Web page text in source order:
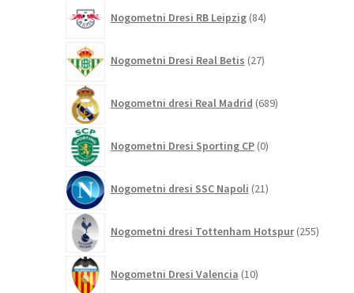
Nogometni Dresi RB Leipzig 84izdelkov
Nogometni Dresi Real Betis 27izdelkov
Nogometni dresi Real Madrid 689izdelkov
Nogometni Dresi Sporting CP 0izdelkov
Nogometni dresi SSC Napoli 21izdelkov
Nogometni dresi Tottenham Hotspur 255
Nogometni Dresi Valencia 10izdelkov